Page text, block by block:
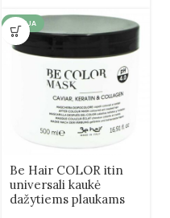
AKCIJA
Be Hair COLOR itin
universali kaukė
dažytiems plaukams